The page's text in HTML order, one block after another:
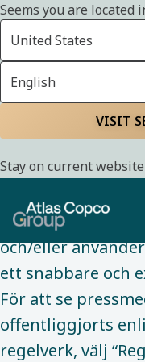
Seems you are located
United States
English
VISIT
Stay on current website
sökande utifrån
och/eller
ett snabbare och
För att se
offentliggjorts
regelverk, välj